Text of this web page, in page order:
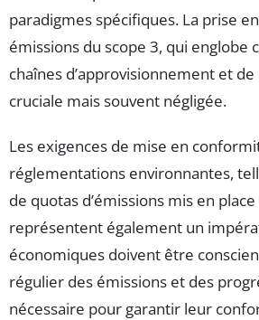
paradigmes spécifiques. La prise
émissions du scope 3, qui englobe
chaînes d’approvisionnement et
cruciale mais souvent négligée.
Les exigences de mise en
réglementations environnantes,
de quotas d’émissions mis en place
représentent également un
économiques doivent être
régulier des émissions et des
nécessaire pour garantir leur